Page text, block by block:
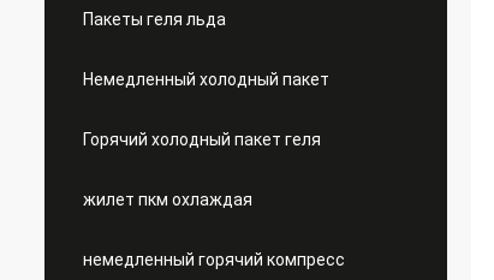
Пакеты геля льда
Немедленный холодный пакет
Горячий холодный пакет геля
жилет пкм охлаждая
немедленный горячий компресс